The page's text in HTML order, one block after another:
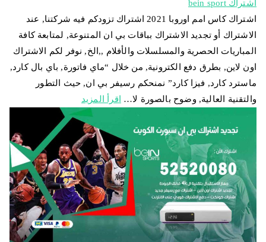
اشتراك bein sport
اشتراك كاس امم اوروبا 2021 اشتراك تزودكم فيه شركتنا, عند
الاشتراك أو تجديد الاشتراك بباقات بي ان المتنوعة, لمتابعة كافة
المباريات الحصرية والمسلسلات والأفلام ,,الخ, نوفر لكم الاشتراك
اون لاين, بطرق دفع الكترونية, من خلال “ماي فاتورة, باي بال كارد,
ماسترد كارد, فيزا كارد” نمنحكم رسيفر بي ان, حيث التطور
والتقنية العالية, وضوح بالصورة لا…
اقرأ المزيد